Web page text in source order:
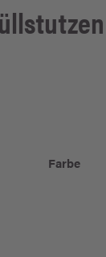
Farbe